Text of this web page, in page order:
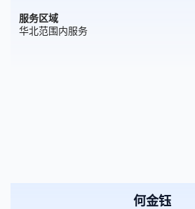
服务区域
华北范围内服务
何金钰